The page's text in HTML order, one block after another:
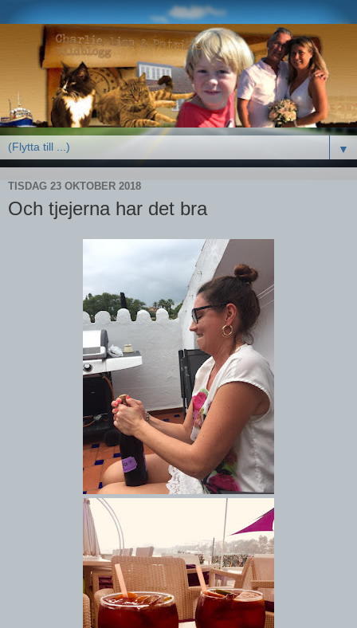
▼
TISDAG 23 OKTOBER 2018
Och tjejerna har det bra